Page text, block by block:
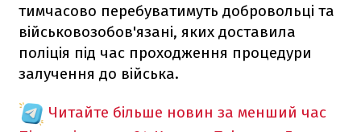
тимчасово перебуватимуть добровольці та
військовозобов'язані, яких доставила
поліція під час проходження процедури
залучення до війська.
Читайте більше новин за менший час